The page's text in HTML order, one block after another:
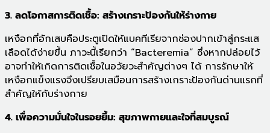
3. ลดโอกาสการติดเชื้อ: สร้างเกราะป้องกันให้ร่างกาย
เหงือกที่อักเสบคือประตูเปิดให้แบคทีเรียจากช่องปากเข้าสู่กระแส
เลือดได้ง่ายขึ้น ภาวะนี้เรียกว่า “Bacteremia” ซึ่งหากปล่อยไว้
อาจทำให้เกิดการติดเชื้อในอวัยวะสำคัญต่างๆ ได้ การรักษาให้
เหงือกแข็งแรงจึงเปรียบเสมือนการสร้างเกราะป้องกันด่านแรกที่
สำคัญให้กับร่างกาย
4. เพื่อความมั่นใจในรอยยิ้ม: สุขภาพกายและใจที่สมบูรณ์